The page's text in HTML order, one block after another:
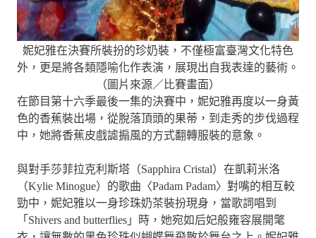
妮妃雅在決賽所裝扮的珍奶裝，不僅極富臺灣文化特色
外，更是將各類隱喻化作表演，展現出自我表達的藝術。
（圖片來源／比賽畫面）
在節目第十六季最後一集的決賽中，妮妃雅再度以一身黃
色的香蕉裝出場，從脫落頂頭的果蒂，到走秀的步伐過程
中，她將香蕉皮戲謔搧風的方式翻轉服裝的意象。
與對手莎菲拉克利斯塔（Sapphira Cristal）在凱莉米洛
（Kylie Minogue）的歌曲〈Padam Padam〉對嘴的相互較
勁中，妮妃雅以一身珍珠奶茶裝扮現身，當歌詞唱到
「Shivers and butterflies」時，她宛如后妃般雍容展開氅